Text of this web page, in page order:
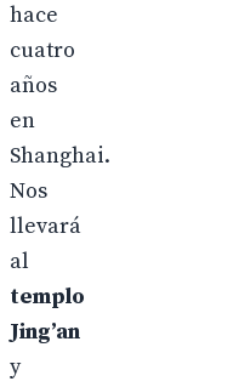
hace
cuatro
años
en
Shanghai.
Nos
llevará
al
templo
Jing’an
y